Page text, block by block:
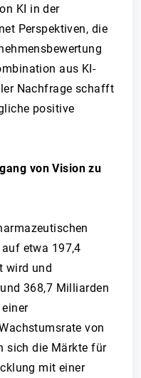
KI in der
Perspektiven, die
aus KI-
Nachfrage schafft
positive
von Vision zu
auf etwa 197,4
wird und
368,7 Milliarden
von
sich die Märkte für
mit einer